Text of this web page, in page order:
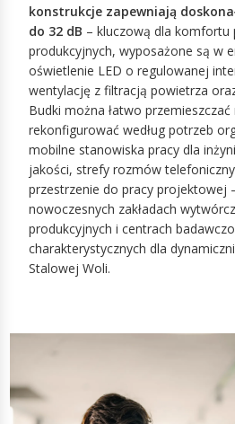
konstrukcje zapewniają
do 32 dB – kluczową dla komfortu
produkcyjnych, wyposażone są w
oświetlenie LED o regulowanej
wentylację z filtracją powietrza
Budki można łatwo
rekonfigurować według potrzeb
mobilne stanowiska pracy dla
jakości, strefy rozmów
przestrzenie do pracy projektowej
nowoczesnych zakładach
produkcyjnych i centrach
charakterystycznych dla
Stalowej Woli.